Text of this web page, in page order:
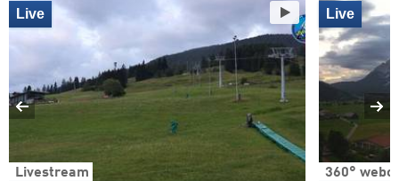
Livestream
Live
360°
Live